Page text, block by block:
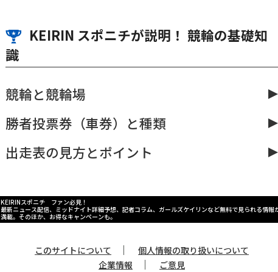
KEIRIN スポニチが説明！ 競輪の基礎知
識
競輪と競輪場
勝者投票券（車券）と種類
出走表の見方とポイント
KEIRINスポニチ ファン必見！
最新ニュース配信、ミッドナイト詳細予想、記者コラム、ガールズケイリンなど無料で見られる情報
満載。そのほか、お得なキャンペーンも。
このサイトについて ｜
個人情報の取り扱いについて
企業情報
｜ ご意見